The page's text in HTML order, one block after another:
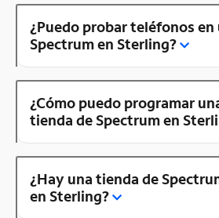
¿Puedo probar teléfonos
Spectrum en Sterling?
¿Cómo puedo programar
tienda de Spectrum en
¿Hay una tienda de
en Sterling?